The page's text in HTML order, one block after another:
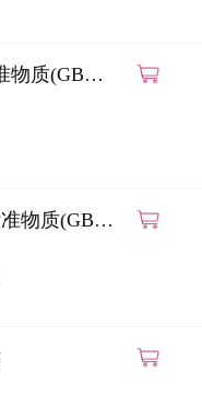
物质(GB
法)
物质(GB
法)